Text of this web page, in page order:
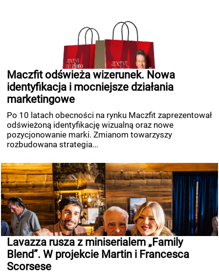
Maczfit odświeża wizerunek. Nowa
identyfikacja i mocniejsze działania
marketingowe
Po 10 latach obecności na rynku Maczfit zaprezentował
odświeżoną identyfikację wizualną oraz nowe
pozycjonowanie marki. Zmianom towarzyszy
rozbudowana strategia...
Lavazza rusza z miniserialem „Family
Blend”. W projekcie Martin i Francesca
Scorsese